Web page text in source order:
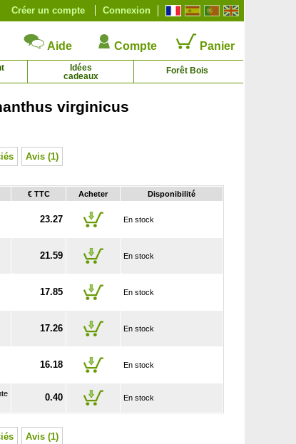
Connexion
Créer un compte
Aide Compte Panier
Idées
cadeaux
Forêt Bois
virginicus
Avis (1)
€ TTC Acheter Disponibilité
23.27 En stock
21.59 En stock
17.85 En stock
17.26 En stock
16.18 En stock
0.40 En stock
Avis (1)